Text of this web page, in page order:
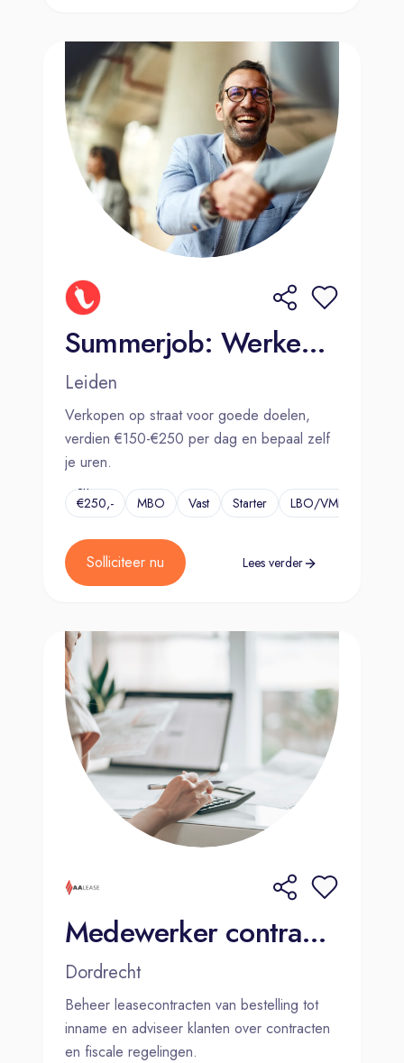
Summerjob: Werken wanneer jij wilt (€150-€250 per dag)
Leiden
Verkopen op straat voor goede doelen,
verdien €150-€250 per dag en bepaal zelf
je uren.
€150,-
en
€250,-
per
dag
MBO Vast Starter LBO/VMBO
Solliciteer nu Lees verder
Medewerker contractbeheer - AA Lease
Dordrecht
Beheer leasecontracten van bestelling tot
inname en adviseer klanten over contracten
en fiscale regelingen.